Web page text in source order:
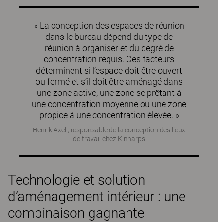
« La conception des espaces de réunion
dans le bureau dépend du type de
réunion à organiser et du degré de
concentration requis. Ces facteurs
déterminent si l’espace doit être ouvert
ou fermé et s’il doit être aménagé dans
une zone active, une zone se prêtant à
une concentration moyenne ou une zone
propice à une concentration élevée. »
Henrik Axell, responsable de la conception des lieux
de travail chez Kinnarps
Technologie et solution
d’aménagement intérieur : une
combinaison gagnante